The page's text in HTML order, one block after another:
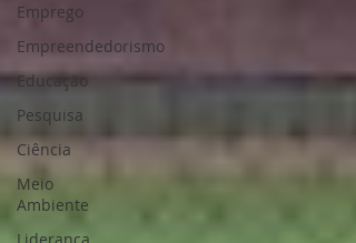
Emprego
Empreendedorismo
Educação
Pesquisa
Ciência
Meio
Ambiente